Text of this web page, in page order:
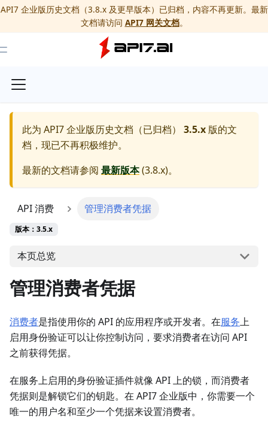
API7 企业版历史文档（3.8.x 及更早版本）已归档，内容不再更新。最新
文档请访问 API7 网关文档。
Toggle Menu
此为 API7 企业版历史文档（已归档） 3.5.x 版的文
档，现已不再积极维护。
最新的文档请参阅 最新版本(3.8.x)。
API 消费 管理消费者凭据
版本：3.5.x
本页总览
管理消费者凭据
消费者是指使用你的 API 的应用程序或开发者。在服务上
启用身份验证可以让你控制访问，要求消费者在访问 API
之前获得凭据。
在服务上启用的身份验证插件就像 API 上的锁，而消费者
凭据则是解锁它们的钥匙。在 API7 企业版中，你需要一个
唯一的用户名和至少一个凭据来设置消费者。